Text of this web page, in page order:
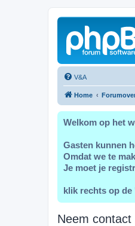
V&A
Home
Welkom op het
Gasten kunnen
Omdat we te
Je moet je
klik rechts op
Neem